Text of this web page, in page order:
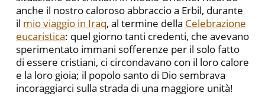
anche il nostro caloroso abbraccio a Erbil, durante
il mio viaggio in Iraq, al termine della Celebrazione
eucaristica: quel giorno tanti credenti, che avevano
sperimentato immani sofferenze per il solo fatto
di essere cristiani, ci circondavano con il loro calore
e la loro gioia; il popolo santo di Dio sembrava
incoraggiarci sulla strada di una maggiore unità!